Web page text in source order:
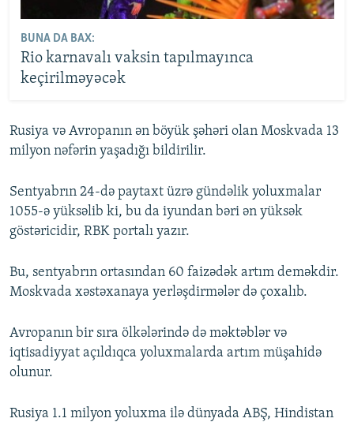
BUNA DA BAX:
Rio karnavalı vaksin tapılmayınca
keçirilməyəcək
Rusiya və Avropanın ən böyük şəhəri olan Moskvada 13
milyon nəfərin yaşadığı bildirilir.
Sentyabrın 24-də paytaxt üzrə gündəlik yoluxmalar
1055-ə yüksəlib ki, bu da iyundan bəri ən yüksək
göstəricidir, RBK portalı yazır.
Bu, sentyabrın ortasından 60 faizədək artım deməkdir.
Moskvada xəstəxanaya yerləşdirmələr də çoxalıb.
Avropanın bir sıra ölkələrində də məktəblər və
iqtisadiyyat açıldıqca yoluxmalarda artım müşahidə
olunur.
Rusiya 1.1 milyon yoluxma ilə dünyada ABŞ, Hindistan